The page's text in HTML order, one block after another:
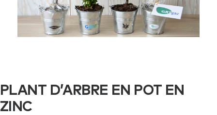
PLANT D’ARBRE EN POT EN
ZINC